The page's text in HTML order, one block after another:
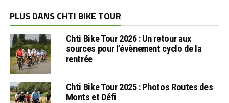
PLUS DANS CHTI BIKE TOUR
Chti Bike Tour 2026 : Un retour aux
sources pour l’évènement cyclo de la
rentrée
Chti Bike Tour 2025 : Photos Routes des
Monts et Défi